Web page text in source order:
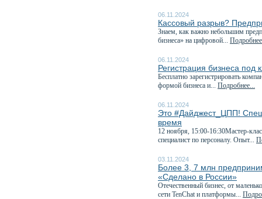
06.11.2024
Кассовый разрыв?
Знаем, как важно небольшим
бизнеса» на цифровой...
06.11.2024
Регистрация бизнеса под
Бесплатно зарегистрировать
формой бизнеса и... Подробнее...
06.11.2024
Это #Дайджест_ЦПП!
время
12 ноября, 15:00-16:30Мастер-
специалист по персоналу. Опыт...
03.11.2024
Более 3, 7 млн
«Сделано в России»
Отечественный бизнес, от
сети TenChat и платформы...